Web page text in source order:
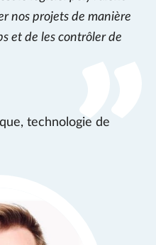
nos projets de manière
et de les contrôler de
technologie de